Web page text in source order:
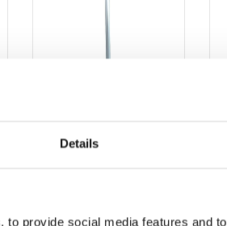
Details
provide social media features and
Snap Ramar
33324-95